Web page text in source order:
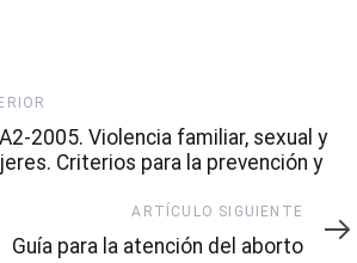
2005. Violencia familiar, sexual y
Criterios para la prevención y
Siguiente
ARTÍCULO SIGUIENTE
Guía para la atención del aborto